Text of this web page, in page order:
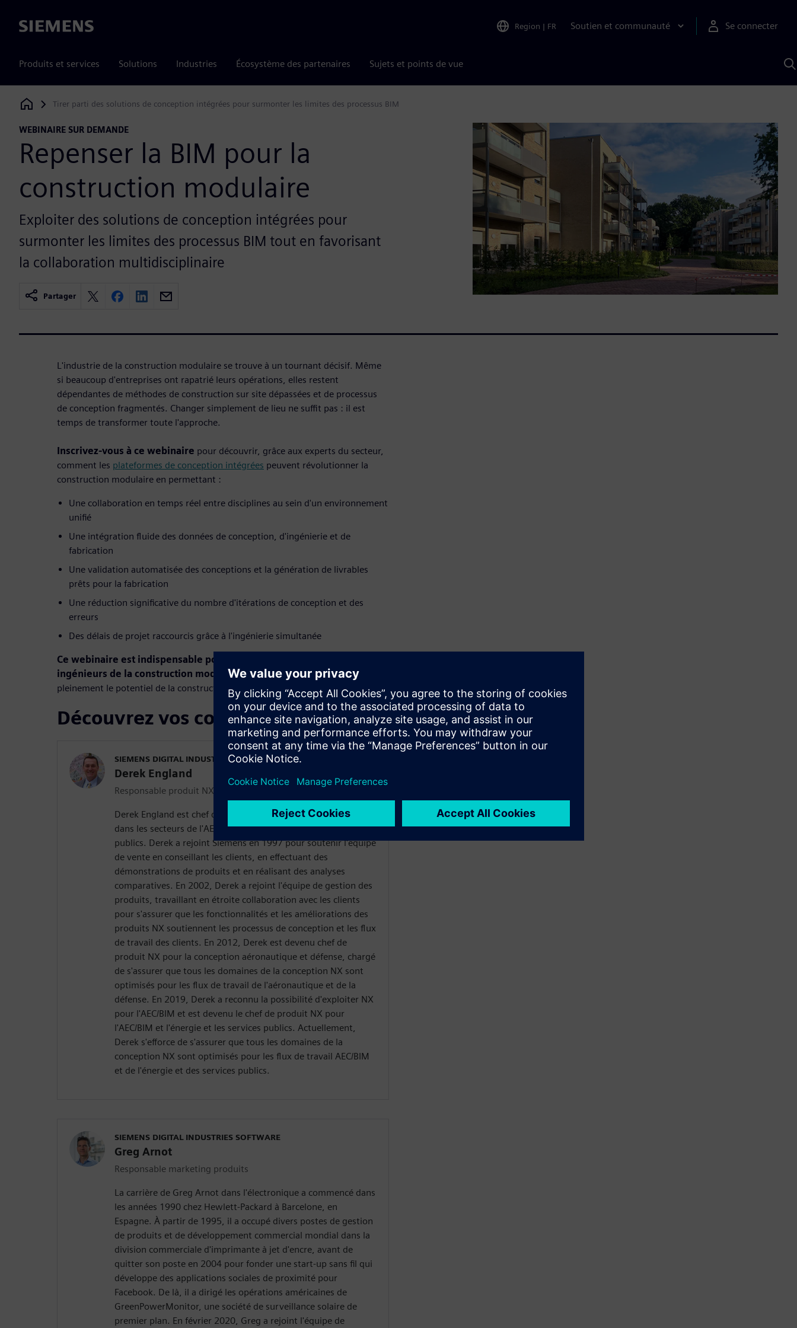
Siemens Region | FR Soutien et communauté Se connecter
Produits et services Solutions Industries Écosystème des partenaires Sujets et points de vue
Siemens Digital Industries Software
Tirer parti des solutions de conception intégrées pour surmonter les limites des processus BIM
WEBINAIRE SUR DEMANDE
Repenser la BIM pour la
construction modulaire
Exploiter des solutions de conception intégrées pour
surmonter les limites des processus BIM tout en favorisant
la collaboration multidisciplinaire
Partager
L'industrie de la construction modulaire se trouve à un tournant décisif. Même
si beaucoup d'entreprises ont rapatrié leurs opérations, elles restent
dépendantes de méthodes de construction sur site dépassées et de processus
de conception fragmentés. Changer simplement de lieu ne suffit pas : il est
temps de transformer toute l'approche.
Inscrivez-vous à ce webinaire pour découvrir, grâce aux experts du secteur,
comment les plateformes de conception intégrées peuvent révolutionner la
construction modulaire en permettant :
Une collaboration en temps réel entre disciplines au sein d'un environnement
unifié
Une intégration fluide des données de conception, d'ingénierie et de
fabrication
Une validation automatisée des conceptions et la génération de livrables
prêts pour la fabrication
Une réduction significative du nombre d'itérations de conception et des
erreurs
Des délais de projet raccourcis grâce à l'ingénierie simultanée
Ce webinaire est indispensable pour les dirigeants, concepteurs et
ingénieurs de la construction modulairequi souhaitent exploiter
pleinement le potentiel de la construction industrialisée.
Découvrez vos conférenciers
SIEMENS DIGITAL INDUSTRIES SOFTWARE
Derek England
Responsable produit NX
Derek England est chef de produit pour NX Design, spécialisé
dans les secteurs de l'AEC/BIM et de l'énergie et des services
publics. Derek a rejoint Siemens en 1997 pour soutenir l'équipe
de vente en conseillant les clients, en effectuant des
démonstrations de produits et en réalisant des analyses
comparatives. En 2002, Derek a rejoint l'équipe de gestion des
produits, travaillant en étroite collaboration avec les clients
pour s'assurer que les fonctionnalités et les améliorations des
produits NX soutiennent les processus de conception et les flux
de travail des clients. En 2012, Derek est devenu chef de
produit NX pour la conception aéronautique et défense, chargé
de s'assurer que tous les domaines de la conception NX sont
optimisés pour les flux de travail de l'aéronautique et de la
défense. En 2019, Derek a reconnu la possibilité d'exploiter NX
pour l'AEC/BIM et est devenu le chef de produit NX pour
l'AEC/BIM et l'énergie et les services publics. Actuellement,
Derek s'efforce de s'assurer que tous les domaines de la
conception NX sont optimisés pour les flux de travail AEC/BIM
et de l'énergie et des services publics.
SIEMENS DIGITAL INDUSTRIES SOFTWARE
Greg Arnot
Responsable marketing produits
La carrière de Greg Arnot dans l'électronique a commencé dans
les années 1990 chez Hewlett-Packard à Barcelone, en
Espagne. À partir de 1995, il a occupé divers postes de gestion
de produits et de développement commercial mondial dans la
division commerciale d'imprimante à jet d'encre, avant de
quitter son poste en 2004 pour fonder une start-up sans fil qui
développe des applications sociales de proximité pour
Facebook. De là, il a dirigé les opérations américaines de
GreenPowerMonitor, une société de surveillance solaire de
premier plan. En février 2020, Greg a rejoint l'équipe de